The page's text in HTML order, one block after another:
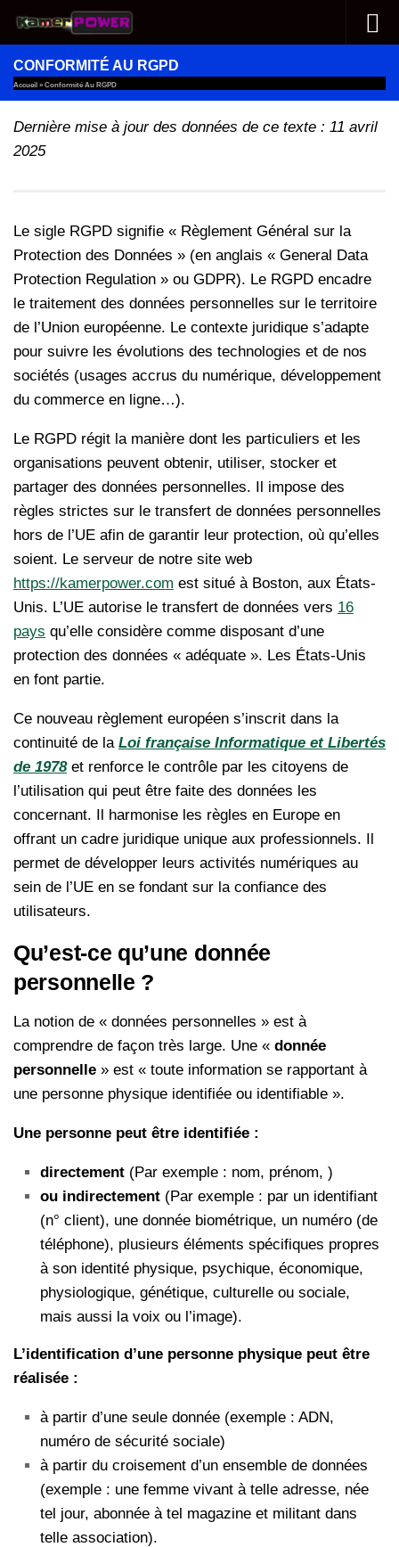
Au dessous du contenu
CONFORMITÉ AU RGPD
Accueil » Conformité Au RGPD
Dernière mise à jour des données de ce texte : 11 avril
2025
Le sigle RGPD signifie « Règlement Général sur la
Protection des Données » (en anglais « General Data
Protection Regulation » ou GDPR). Le RGPD encadre
le traitement des données personnelles sur le territoire
de l’Union européenne. Le contexte juridique s’adapte
pour suivre les évolutions des technologies et de nos
sociétés (usages accrus du numérique, développement
du commerce en ligne…).
Le RGPD régit la manière dont les particuliers et les
organisations peuvent obtenir, utiliser, stocker et
partager des données personnelles. Il impose des
règles strictes sur le transfert de données personnelles
hors de l’UE afin de garantir leur protection, où qu’elles
soient. Le serveur de notre site web
https://kamerpower.com est situé à Boston, aux États-
Unis. L’UE autorise le transfert de données vers 16
pays qu’elle considère comme disposant d’une
protection des données « adéquate ». Les États-Unis
en font partie.
Ce nouveau règlement européen s’inscrit dans la
continuité de la Loi française Informatique et Libertés
de 1978et renforce le contrôle par les citoyens de
l’utilisation qui peut être faite des données les
concernant. Il harmonise les règles en Europe en
offrant un cadre juridique unique aux professionnels. Il
permet de développer leurs activités numériques au
sein de l’UE en se fondant sur la confiance des
utilisateurs.
Qu’est-ce qu’une donnée
personnelle ?
La notion de « données personnelles » est à
comprendre de façon très large. Une « donnée
personnelle » est « toute information se rapportant à
une personne physique identifiée ou identifiable ».
Une personne peut être identifiée :
directement (Par exemple : nom, prénom, )
ou indirectement (Par exemple : par un identifiant
(n° client), une donnée biométrique, un numéro (de
téléphone), plusieurs éléments spécifiques propres
à son identité physique, psychique, économique,
physiologique, génétique, culturelle ou sociale,
mais aussi la voix ou l’image).
L’identification d’une personne physique peut être
réalisée :
à partir d’une seule donnée (exemple : ADN,
numéro de sécurité sociale)
à partir du croisement d’un ensemble de données
(exemple : une femme vivant à telle adresse, née
tel jour, abonnée à tel magazine et militant dans
telle association).